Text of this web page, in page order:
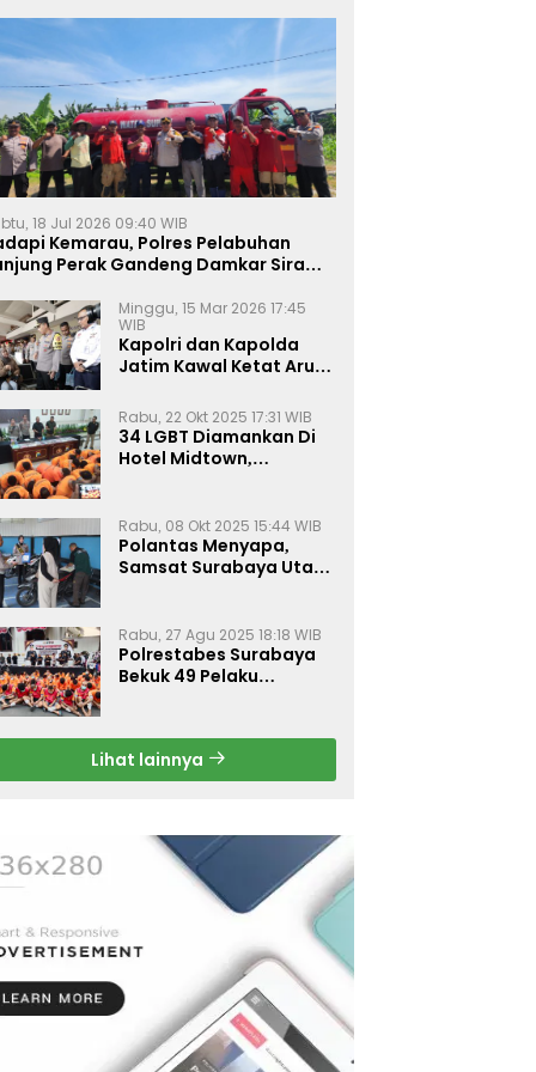
18 Jul 2026 09:40 WIB
Kemarau, Polres Pelabuhan
Perak Gandeng Damkar Siram
Minggu, 15 Mar 2026 17:45
WIB
Kapolri dan Kapolda
Jatim Kawal Ketat Arus
Rabu, 22 Okt 2025 17:31 WIB
34 LGBT Diamankan Di
Hotel Midtown,
Rabu, 08 Okt 2025 15:44 WIB
Polantas Menyapa,
Samsat Surabaya Utara
Rabu, 27 Agu 2025 18:18 WIB
Polrestabes Surabaya
Bekuk 49 Pelaku
Gratis
Lihat lainnya